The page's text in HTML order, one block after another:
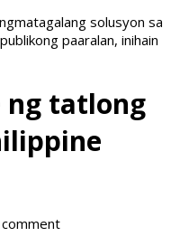
solusyon sa
paaralan, inihain
ng tatlong